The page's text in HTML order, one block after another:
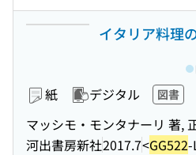
イタリア料理
紙 デジタル 図書
マッシモ・モンタナーリ 著,
河出書房新社2017.7<GG522-